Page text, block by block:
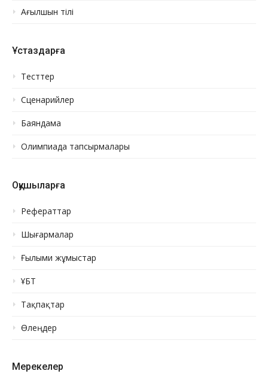
Ағылшын тілі
Ұстаздарға
Тесттер
Сценарийлер
Баяндама
Олимпиада тапсырмалары
Оқушыларға
Рефераттар
Шығармалар
Ғылыми жұмыстар
ҰБТ
Тақпақтар
Өлеңдер
Мерекелер